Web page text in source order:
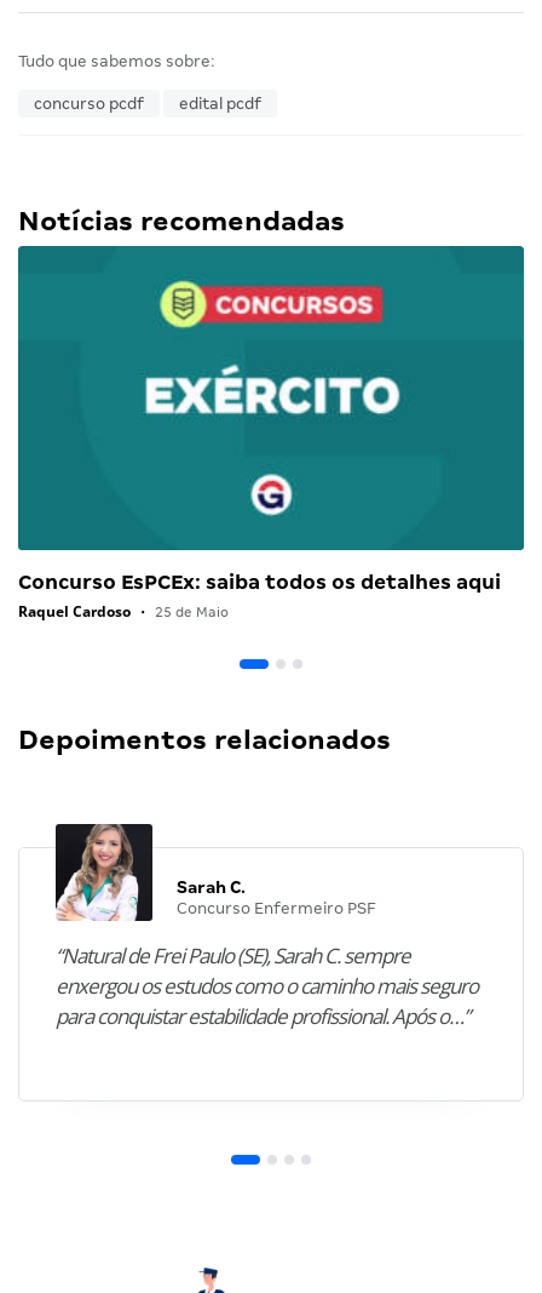
Tudo que sabemos sobre:
concurso pcdf edital pcdf
Notícias recomendadas
Concurso EsPCEx: saiba todos os detalhes aqui
Raquel Cardoso • 25 de Maio
Depoimentos relacionados
Sarah C.
Concurso Enfermeiro PSF
“Natural de Frei Paulo (SE), Sarah C. sempre
enxergou os estudos como o caminho mais seguro
para conquistar estabilidade profissional. Após o…”